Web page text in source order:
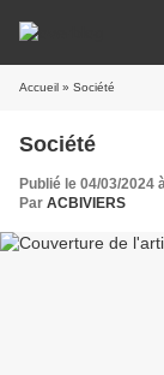
Accueil » Société
Société
Publié le 04/03/2024
Par ACBIVIERS